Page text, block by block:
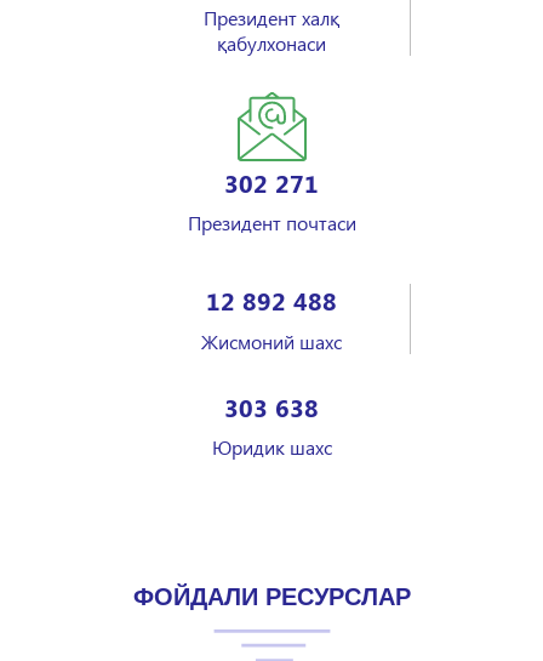
Президент халқ
қабулхонаси
302 271
Президент почтаси
12 892 488
Жисмоний шахс
303 638
Юридик шахс
ФОЙДАЛИ РЕСУРСЛАР